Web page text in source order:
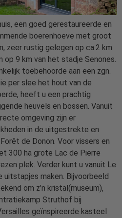
een goed gerestaureerde en
boerenhoeve met groot
zeer rustig gelegen op ca.2 km
op 9 km van het stadje Senones.
toebehoorde aan een zgn.
per slee het hout van de
heeft u een prachtig
heuvels en bossen. Vanuit
omgeving zijn er
in de uitgestrekte en
de Donon. Voor vissers en
300 ha grote Lac de Pierre
plek. Verder kunt u vanuit Le
maken. Bijvoorbeeld
om z’n kristal(museum),
Struthof bij
geïnspireerde kasteel